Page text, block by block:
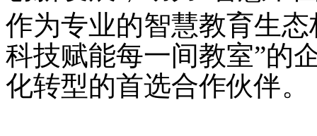
作为专业的智慧教育生
科技赋能每一间教室”的
化转型的首选合作伙伴。